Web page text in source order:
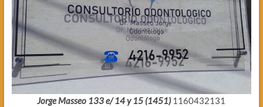
Jorge Masseo 133 e/ 14 y 15 (1451) 1160432131